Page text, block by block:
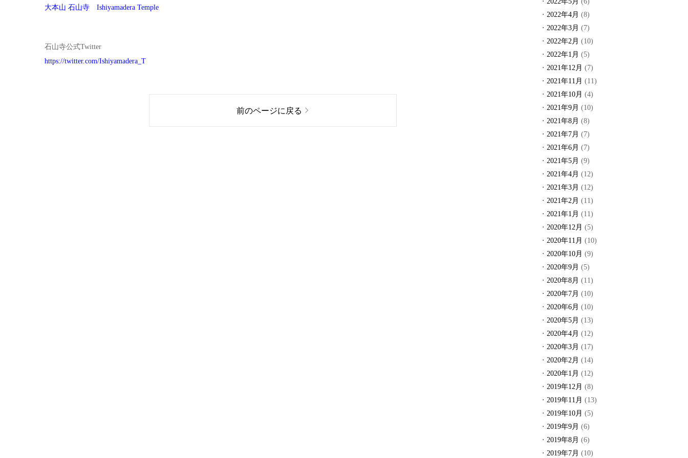
大本山 石山寺 Ishiyamadera Temple
石山寺公式Twitter
https://twitter.com/Ishiyamadera_T
前のページに戻る
2022年4月 (8)
2022年3月 (7)
2022年2月 (10)
2022年1月 (5)
2021年12月 (7)
2021年11月 (11)
2021年10月 (4)
2021年9月 (10)
2021年8月 (8)
2021年7月 (7)
2021年6月 (7)
2021年5月 (9)
2021年4月 (12)
2021年3月 (12)
2021年2月 (11)
2021年1月 (11)
2020年12月 (5)
2020年11月 (10)
2020年10月 (9)
2020年9月 (5)
2020年8月 (11)
2020年7月 (10)
2020年6月 (10)
2020年5月 (13)
2020年4月 (12)
2020年3月 (17)
2020年2月 (14)
2020年1月 (12)
2019年12月 (8)
2019年11月 (13)
2019年10月 (5)
2019年9月 (6)
2019年8月 (6)
2019年7月 (10)